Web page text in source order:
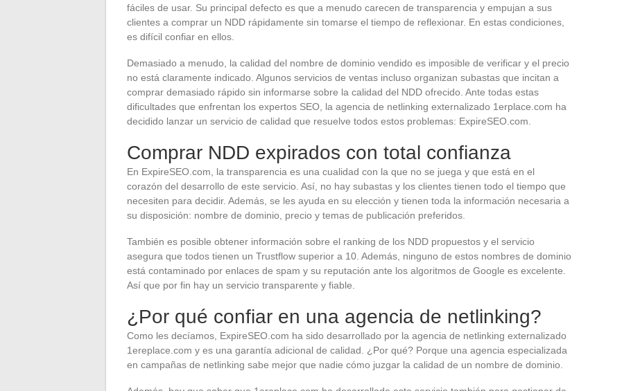
fáciles de usar. Su principal defecto es que a menudo carecen de transparencia y empujan a sus
clientes a comprar un NDD rápidamente sin tomarse el tiempo de reflexionar. En estas condiciones,
es difícil confiar en ellos.
Demasiado a menudo, la calidad del nombre de dominio vendido es imposible de verificar y el precio
no está claramente indicado. Algunos servicios de ventas incluso organizan subastas que incitan a
comprar demasiado rápido sin informarse sobre la calidad del NDD ofrecido. Ante todas estas
dificultades que enfrentan los expertos SEO, la agencia de netlinking externalizado 1erplace.com ha
decidido lanzar un servicio de calidad que resuelve todos estos problemas: ExpireSEO.com.
Comprar NDD expirados con total confianza
En ExpireSEO.com, la transparencia es una cualidad con la que no se juega y que está en el
corazón del desarrollo de este servicio. Así, no hay subastas y los clientes tienen todo el tiempo que
necesiten para decidir. Además, se les ayuda en su elección y tienen toda la información necesaria a
su disposición: nombre de dominio, precio y temas de publicación preferidos.
También es posible obtener información sobre el ranking de los NDD propuestos y el servicio
asegura que todos tienen un Trustflow superior a 10. Además, ninguno de estos nombres de dominio
está contaminado por enlaces de spam y su reputación ante los algoritmos de Google es excelente.
Así que por fin hay un servicio transparente y fiable.
¿Por qué confiar en una agencia de netlinking?
Como les decíamos, ExpireSEO.com ha sido desarrollado por la agencia de netlinking externalizado
1ereplace.com y es una garantía adicional de calidad. ¿Por qué? Porque una agencia especializada
en campañas de netlinking sabe mejor que nadie cómo juzgar la calidad de un nombre de dominio.